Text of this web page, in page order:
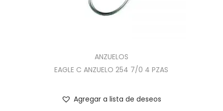
ANZUELOS
EAGLE C ANZUELO 254 7/0 4 PZAS
Agregar a lista de deseos